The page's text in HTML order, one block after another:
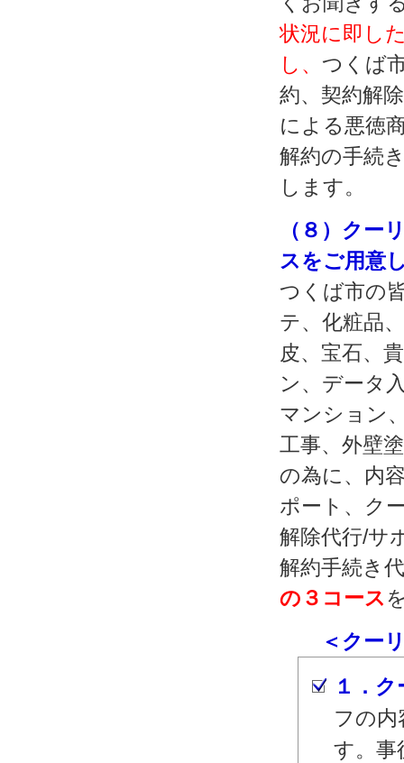
状況に即し
し、 つくば
約、契約解
による悪徳
解約の手続
します。
（８）クー
スをご用意
つくば市の
テ、化粧品
皮、宝石、
ン、データ
マンション
工事、外壁
の為に、内
ポート、ク
解除代行/サ
解約手続き
の３コース
＜クーリ
１．
フの内
す。事